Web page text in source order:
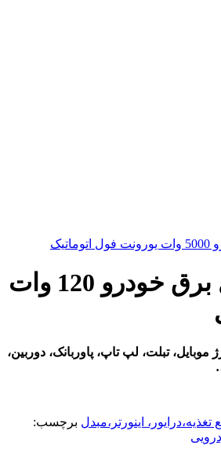
اینورتر مبدل برق خودرو 120 وات
موبایل، تبلت، لپ تاپ، پاوربانک، دوربین،
تغذیه،درایور، اینورتر،مبدل برچسب: